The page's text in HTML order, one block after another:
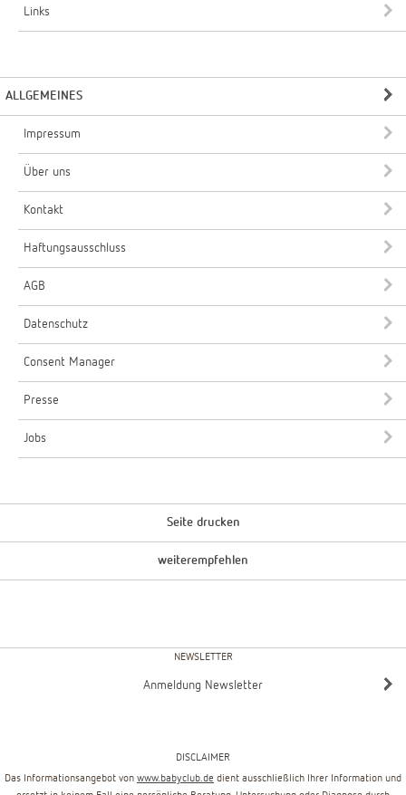
Links
ALLGEMEINES
Impressum
Über uns
Kontakt
Haftungsausschluss
AGB
Datenschutz
Consent Manager
Presse
Jobs
Seite drucken
weiterempfehlen
NEWSLETTER
Anmeldung Newsletter
DISCLAIMER
Das Informationsangebot von www.babyclub.de dient ausschließlich Ihrer Information und